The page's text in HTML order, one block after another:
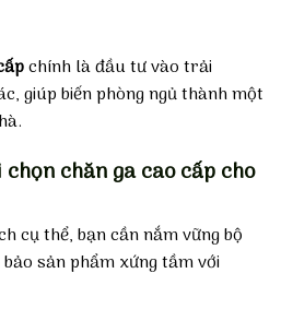
chính là đầu tư vào trải
giúp biến phòng ngủ thành một
chọn chăn ga cao cấp cho
cụ thể, bạn cần nắm vững bộ
sản phẩm xứng tầm với